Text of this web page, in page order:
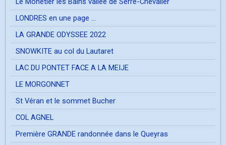
LONDRES en une page ...
LA GRANDE ODYSSEE 2022
SNOWKITE au col du Lautaret
LAC DU PONTET FACE A LA MEIJE
LE MORGONNET
St Véran et le sommet Bucher
COL AGNEL
Première GRANDE randonnée dans le Queyras